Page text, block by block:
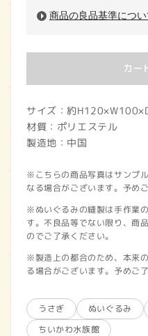
商品の良品基準につい
カー
サイズ：約
材質：ポリエステル
製造地：中国
※こちらの商品写真はサンプ
なる場合がございます。予め
※ぬいぐるみの縫製は手作業
す。不良品等でない限り、商
のでご了承ください。
※製造上の都合のため、本来
る場合がございます。予めご
うさぎ ぬいぐるみ
ちいかわ水族館